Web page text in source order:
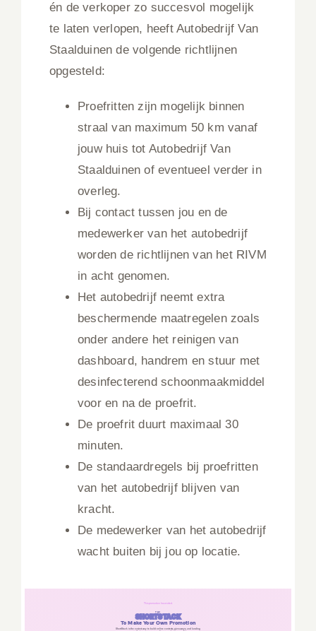
én de verkoper zo succesvol mogelijk
te laten verlopen, heeft Autobedrijf Van
Staalduinen de volgende richtlijnen
opgesteld:
Proefritten zijn mogelijk binnen
straal van maximum 50 km vanaf
jouw huis tot Autobedrijf Van
Staalduinen of eventueel verder in
overleg.
Bij contact tussen jou en de
medewerker van het autobedrijf
worden de richtlijnen van het RIVM
in acht genomen.
Het autobedrijf neemt extra
beschermende maatregelen zoals
onder andere het reinigen van
dashboard, handrem en stuur met
desinfecterend schoonmaakmiddel
voor en na de proefrit.
De proefrit duurt maximaal 30
minuten.
De standaardregels bij proefritten
van het autobedrijf blijven van
kracht.
De medewerker van het autobedrijf
wacht buiten bij jou op locatie.